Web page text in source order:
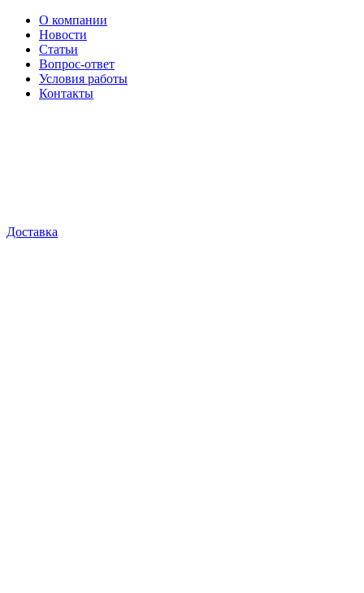
О компании
Новости
Статьи
Вопрос-ответ
Условия работы
Контакты
Доставка